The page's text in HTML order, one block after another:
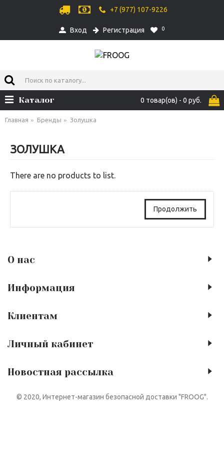
+7 (977) 107-9226
Вход Регистрация 0
0 товар(ов) - 0 руб.
Каталог
Главная Бренды Золушка
ЗОЛУШКА
There are no products to list.
Продолжить
О нас
Информация
Клиентам
Личный кабинет
Новостная рассылка
© 2020, Интернет-магазин безопасной доставки "FROOG".